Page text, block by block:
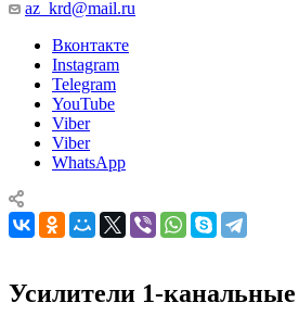
az_krd@mail.ru
Вконтакте
Instagram
Telegram
YouTube
Viber
Viber
WhatsApp
Усилители 1-